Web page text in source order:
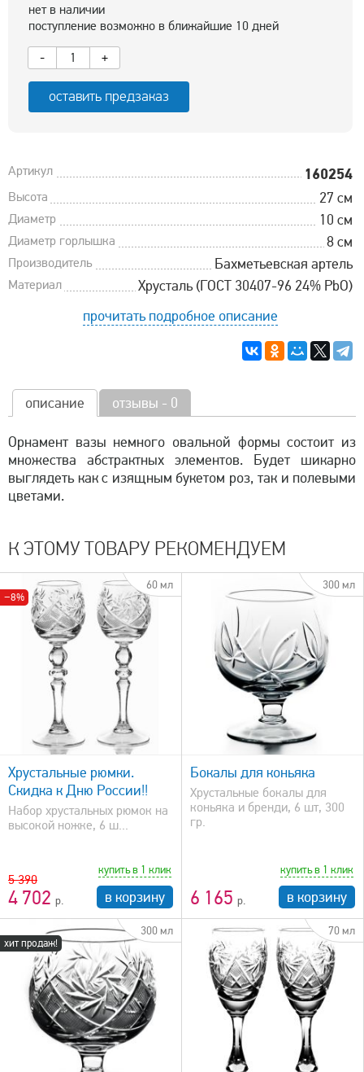
нет в наличии
поступление возможно в ближайшие 10 дней
-
+
оставить предзаказ
Артикул 160254
Высота 27 см
Диаметр 10 см
Диаметр горлышка 8 см
Производитель Бахметьевская артель
Материал
Хрусталь (ГОСТ 30407-96 24% PbO)
прочитать подробное описание
описание отзывы - 0
Орнамент вазы немного овальной формы состоит из
множества абстрактных элементов. Будет шикарно
выглядеть как с изящным букетом роз, так и полевыми
цветами.
К ЭТОМУ ТОВАРУ РЕКОМЕНДУЕМ
−8%
60 мл
Хрустальные рюмки.
Скидка к Дню России!!
Набор хрустальных рюмок на
высокой ножке, 6 ш...
5 390
4 702
купить в 1 клик
в корзину
300 мл
быстрый просмотр
Бокалы для коньяка
Хрустальные бокалы для
коньяка и бренди, 6 шт, 300
гр.
6 165
купить в 1 клик
в корзину
хит продаж!
300 мл 70 мл